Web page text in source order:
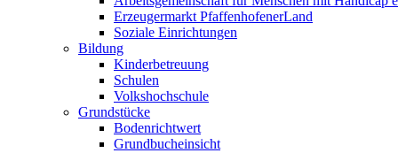
Erzeugermarkt PfaffenhofenerLand
Soziale Einrichtungen
Bildung
Kinderbetreuung
Schulen
Volkshochschule
Grundstücke
Bodenrichtwert
Grundbucheinsicht